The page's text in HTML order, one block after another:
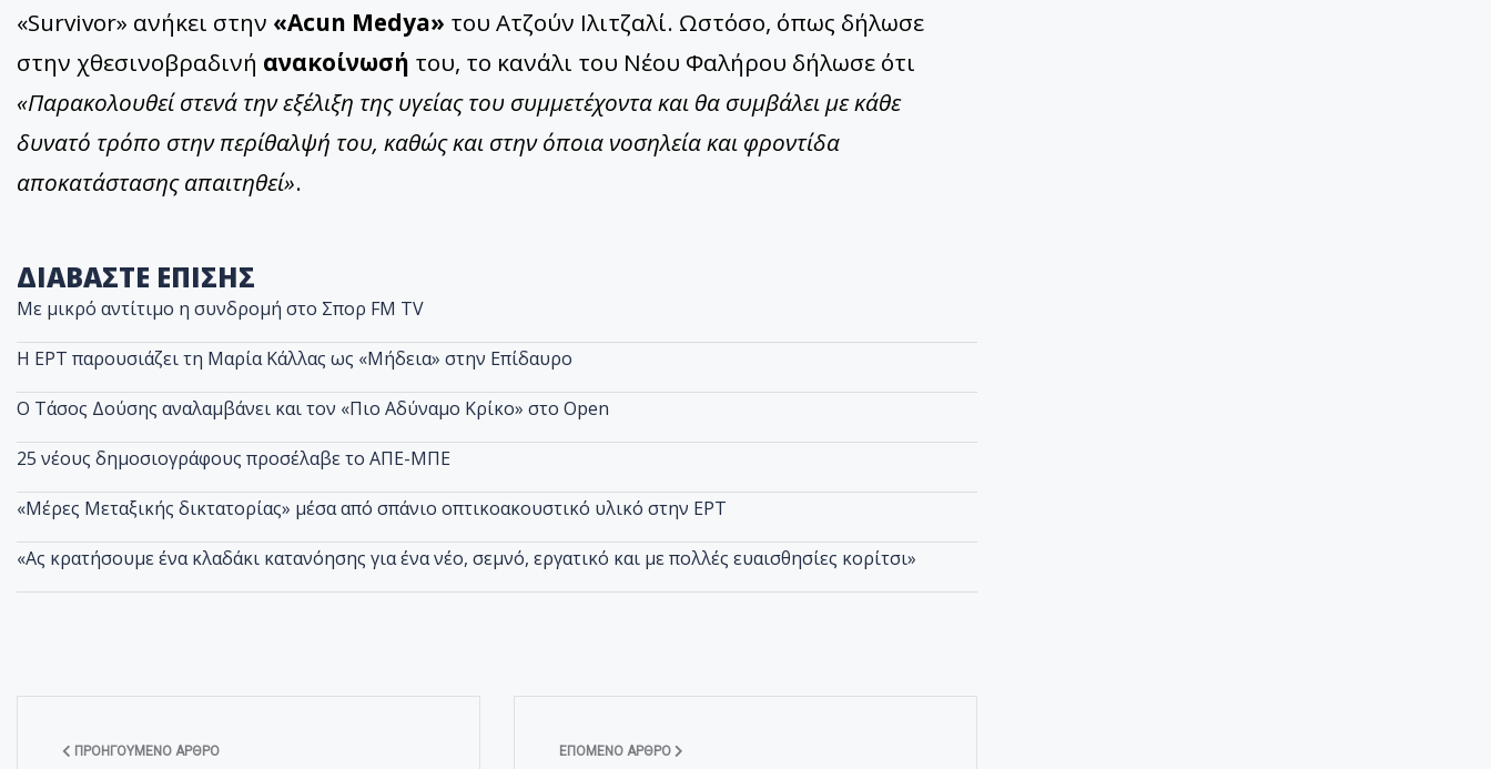
«Survivor» ανήκει στην «Acun Medya» του Ατζούν Ιλιτζαλί. Ωστόσο, όπως δήλωσε
στην χθεσινοβραδινή ανακοίνωσή του, το κανάλι του Νέου Φαλήρου δήλωσε ότι
«Παρακολουθεί στενά την εξέλιξη της υγείας του συμμετέχοντα και θα συμβάλει με κάθε
δυνατό τρόπο στην περίθαλψή του, καθώς και στην όποια νοσηλεία και φροντίδα
αποκατάστασης απαιτηθεί».
ΔΙΑΒΑΣΤΕ ΕΠΙΣΗΣ
Με μικρό αντίτιμο η συνδρομή στο Σπορ FM TV
Η ΕΡΤ παρουσιάζει τη Μαρία Κάλλας ως «Μήδεια» στην Επίδαυρο
Ο Τάσος Δούσης αναλαμβάνει και τον «Πιο Αδύναμο Κρίκο» στο Open
25 νέους δημοσιογράφους προσέλαβε το ΑΠΕ-ΜΠΕ
«Μέρες Μεταξικής δικτατορίας» μέσα από σπάνιο οπτικοακουστικό υλικό στην ΕΡΤ
«Ας κρατήσουμε ένα κλαδάκι κατανόησης για ένα νέο, σεμνό, εργατικό και με πολλές ευαισθησίες κορίτσι»
ΠΡΟΗΓΟΎΜΕΝΟ ΆΡΘΡΟ ΕΠΌΜΕΝΟ ΆΡΘΡΟ